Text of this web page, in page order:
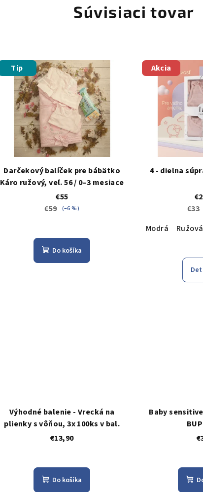
Súvisiaci tovar
Tip
Darčekový balíček pre bábätko
Káro ružový, veľ. 56 / 0–3 mesiace
€55
€59
(–6 %)
Do košíka
Akcia
4 - dielna
€33
Modrá Ružová
Výhodné balenie - Vrecká na
plienky s vôňou, 3x 100ks v bal.
€13,90
Do košíka
Baby